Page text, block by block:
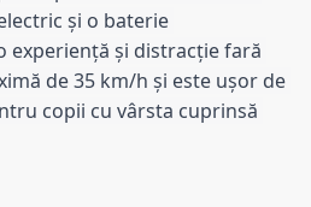
și o baterie
experiență și distracție fară
de 35 km/h și este ușor de
copii cu vârsta cuprinsă